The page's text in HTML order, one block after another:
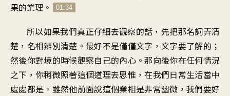
果的業理。
01:34
所以如果我們真正仔細去觀察的話，先把那名詞弄清
楚，名相辨別清楚。最好不是僅僅文字，文字要了解的；
然後你對境的時候觀察自己的內心。那向後你在任何情況
之下，你稍微照著這個道理去思惟，在我們日常生活當中
處處都是。雖然他前面說這個業相是非常幽微，我們要好